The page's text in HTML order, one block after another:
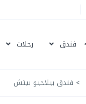
فندق رحلات
فندق بيلاجيو بيتش